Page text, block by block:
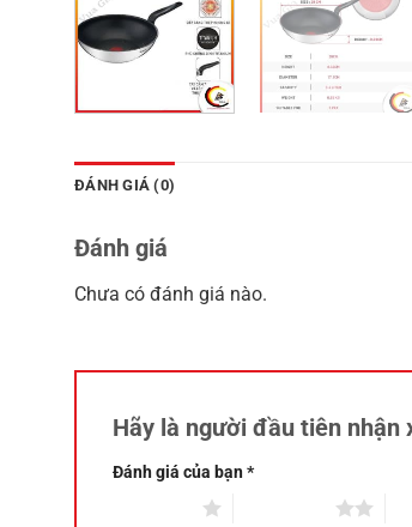
ĐÁNH GIÁ (0)
Đánh giá
Chưa có đánh giá nào.
Hãy là người đầu tiên nhận
Đánh giá của bạn*